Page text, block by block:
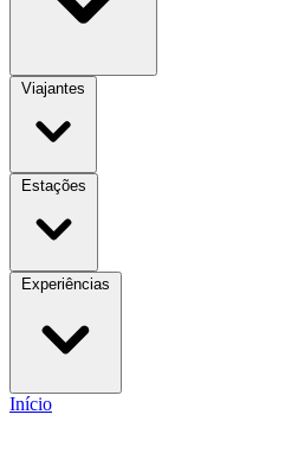
Viajantes
Estações
Experiências
Início